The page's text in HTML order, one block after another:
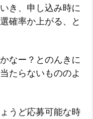
き、申し込み時に
確率か上がる、と
なー？とのんきに
たらないもののよ
うど応募可能な時